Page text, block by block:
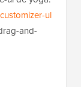
customizer-ul
and-